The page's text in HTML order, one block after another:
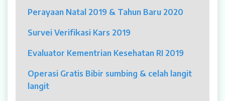
Dokter
Jadwal Dokter
Sunday Clinic
Dokter Spesialis
Dokter Umum
Perayaan Natal 2019 & Tahun Baru 2020
Survei Verifikasi Kars 2019
Evaluator Kementrian Kesehatan RI 2019
Operasi Gratis Bibir sumbing & celah langit
langit